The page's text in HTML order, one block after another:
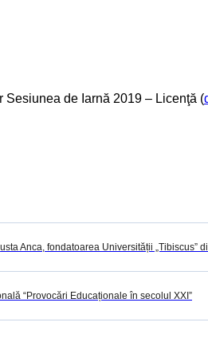
Sesiunea de Iarnă 2019 – Licenţă (
Anca, fondatoarea Universității „Tibiscus”
“Provocări Educaționale în secolul XXI”